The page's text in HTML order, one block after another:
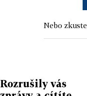
Nebo zkuste
Rozrušily vás